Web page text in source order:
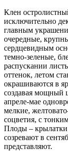
Клен
исключительно
главным
очередные,
сердцевидным
темно-зеленые,
распускании
оттенок, летом
окрашиваются в
создавая мощный
апреле-мае
мелкие,
соцветия, с
Плоды – крылатки
созревают в
представляют.